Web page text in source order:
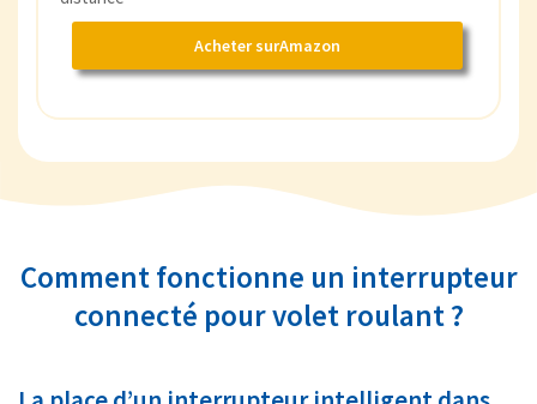
Acheter surAmazon
Comment fonctionne un interrupteur
connecté pour volet roulant ?